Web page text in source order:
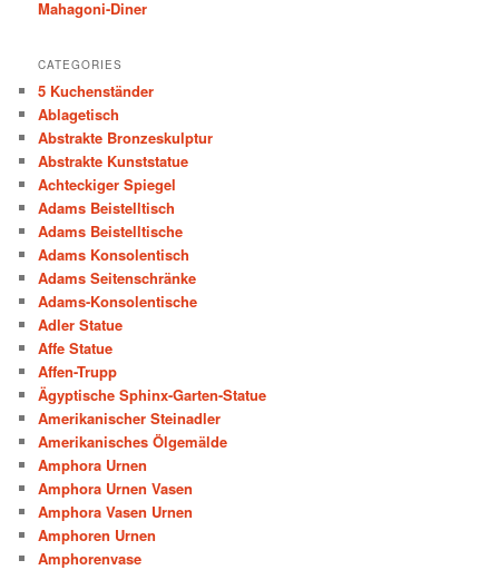
Mahagoni-Diner
CATEGORIES
5 Kuchenständer
Ablagetisch
Abstrakte Bronzeskulptur
Abstrakte Kunststatue
Achteckiger Spiegel
Adams Beistelltisch
Adams Beistelltische
Adams Konsolentisch
Adams Seitenschränke
Adams-Konsolentische
Adler Statue
Affe Statue
Affen-Trupp
Ägyptische Sphinx-Garten-Statue
Amerikanischer Steinadler
Amerikanisches Ölgemälde
Amphora Urnen
Amphora Urnen Vasen
Amphora Vasen Urnen
Amphoren Urnen
Amphorenvase